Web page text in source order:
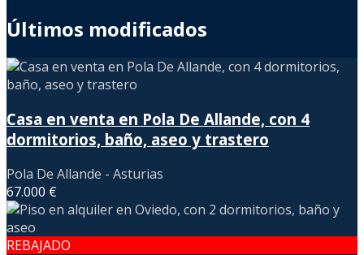
Últimos modificados
Casa en venta en Pola De Allande, con 4
dormitorios, baño, aseo y trastero
Pola De Allande - Asturias
67.000 €
REBAJADO